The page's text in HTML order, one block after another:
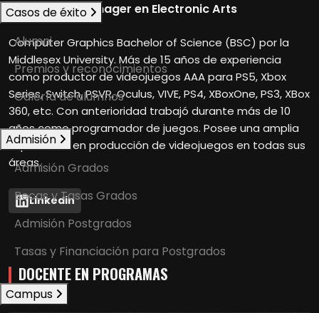
Casos de éxito
Alumni
Premios y reconocimientos
Galería de alumnos
Admisión
Admisión Grados
Becas y Tasas Grados
Admisión Postgrados
Tasas y Financiación para Postgrados
Campus
Engineering Manager en Electronic Arts
Computer Graphics Bachelor of Science (BSC) por la
Middlesex University. Más de 15 años de experiencia
como productor de videojuegos AAA para PS5, Xbox
Series, Switch, PSVR, Oculus, VIVE, PS4, XBoxOne, PS3, XBox
360, etc. Con anterioridad trabajó durante más de 10
años como programador de juegos. Posee una amplia
experiencia en producción de videojuegos en todas sus
áreas.
Linkedin
DOCENTE EN PROGRAMAS